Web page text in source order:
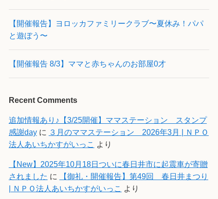
【開催報告】ヨロッカファミリークラブ〜夏休み！パパ
と遊ぼう〜
【開催報告 8/3】ママと赤ちゃんのお部屋0才
Recent Comments
追加情報あり♪【3/25開催】ママステーション スタンプ
感謝dayに ３月のママステーション 2026年3月 | ＮＰＯ
法人あいちかすがいっこ より
【New】2025年10月18日ついに春日井市に起震車が寄贈
されました に
【御礼・開催報告】第49回 春日井まつり
| ＮＰＯ法人あいちかすがいっこ より